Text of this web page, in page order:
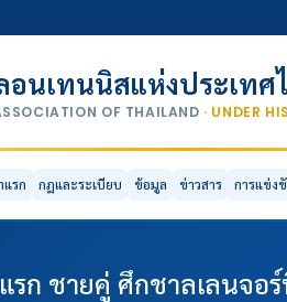
นเทนนิสแห่งประเท
OF THAILAND · UNDER
รก กฎและระเบียบ ข้อมูล ข่าวสาร การแข่ง
ชายคู่ ศึกชาลเลนจอร์